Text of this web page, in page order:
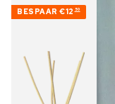
BESPAAR €12 50